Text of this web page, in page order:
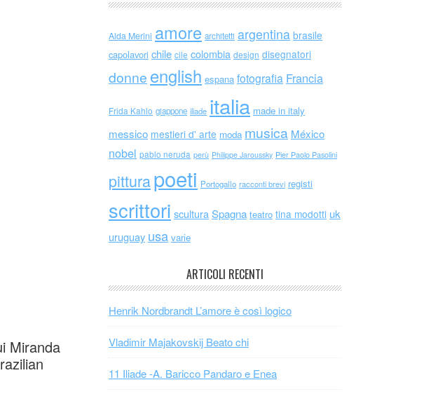
Miranda
Alda Merini amore architetti argentina brasile
capolavori chile cile colombia design disegnatori
donne english espana fotografia Francia
Frida Kahlo giappone iliade italia made in italy
messico mestieri d' arte moda musica México
nobel pablo neruda perù Philippe Jaroussky Pier Paolo Pasolini
pitturapoeti Portogallo racconti brevi registi
scrittori scultura Spagna teatro tina modotti uk
uruguay usa varie
ARTICOLI RECENTI
Henrik Nordbrandt L’amore è così logico
Vladimir Majakovskij Beato chi
11 Iliade -A. Baricco Pandaro e Enea